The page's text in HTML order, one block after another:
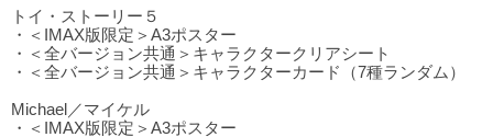
トイ・ストーリー５
・＜IMAX版限定＞A3ポスター
・＜全バージョン共通＞キャラクタークリアシート
・＜全バージョン共通＞キャラクターカード（7種ランダム）
Michael／マイケル
・＜IMAX版限定＞A3ポスター